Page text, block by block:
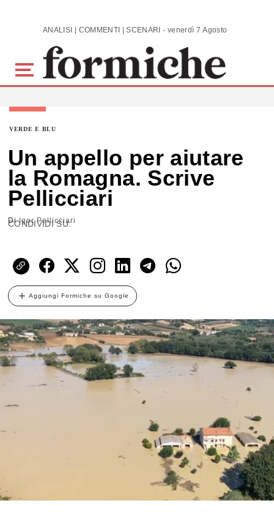
Skip to main content ANALISI | COMMENTI | SCENARI - venerdì 7 Agosto 2026
VERDE E BLU
Un appello per aiutare
la Romagna. Scrive
Pellicciari
DiIgor Pellicciari
CONDIVIDI SU:
Aggiungi Formiche su Google